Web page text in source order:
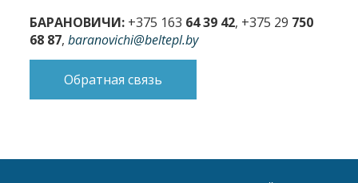
БАРАНОВИЧИ: +375 163 64 39 42, +375 29 750
68 87,baranovichi@beltepl.by
Обратная связь